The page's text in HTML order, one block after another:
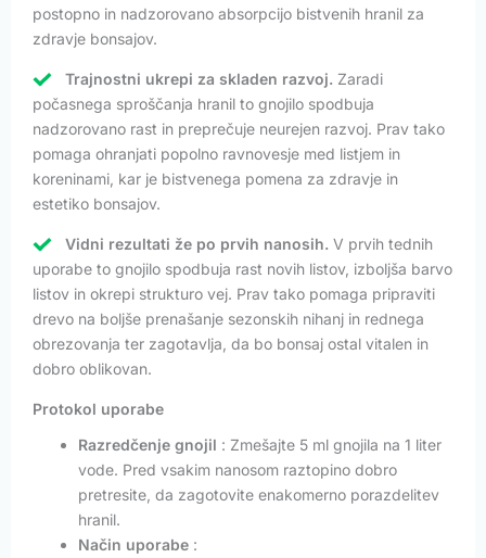
postopno in nadzorovano absorpcijo bistvenih hranil za
zdravje bonsajov.
Trajnostni ukrepi za skladen razvoj. Zaradi
počasnega sproščanja hranil to gnojilo spodbuja
nadzorovano rast in preprečuje neurejen razvoj. Prav tako
pomaga ohranjati popolno ravnovesje med listjem in
koreninami, kar je bistvenega pomena za zdravje in
estetiko bonsajov.
Vidni rezultati že po prvih nanosih. V prvih tednih
uporabe to gnojilo spodbuja rast novih listov, izboljša barvo
listov in okrepi strukturo vej. Prav tako pomaga pripraviti
drevo na boljše prenašanje sezonskih nihanj in rednega
obrezovanja ter zagotavlja, da bo bonsaj ostal vitalen in
dobro oblikovan.
Protokol uporabe
Razredčenje gnojil : Zmešajte 5 ml gnojila na 1 liter
vode. Pred vsakim nanosom raztopino dobro
pretresite, da zagotovite enakomerno porazdelitev
hranil.
Način uporabe :